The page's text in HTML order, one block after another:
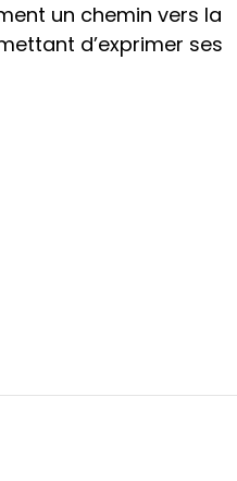
un chemin vers la
d’exprimer ses